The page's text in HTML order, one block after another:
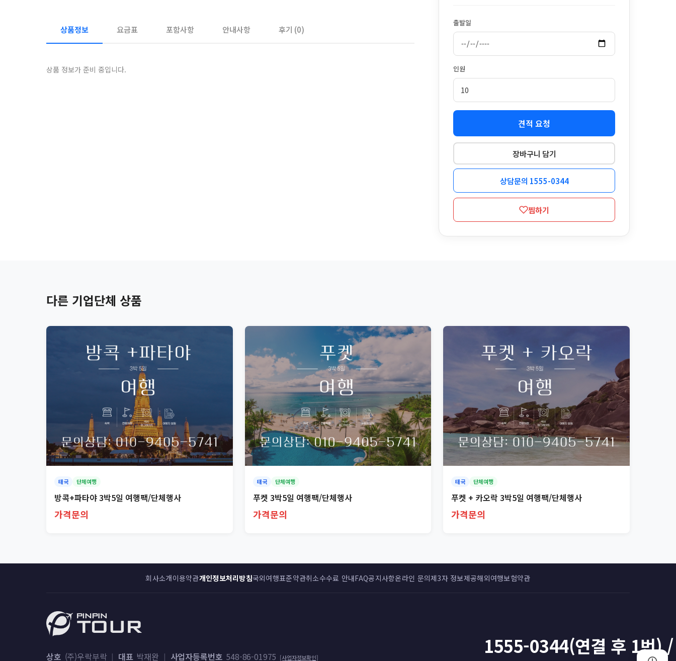
상품정보 요금표 포함사항 안내사항 후기 (0)
상품 정보가 준비 중입니다.
출발일
인원
견적 요청
장바구니 담기
상담문의 1555-0344
찜하기
다른 기업단체 상품
태국 단체여행
방콕+파타야 3박5일 여행팩/단체행사
가격문의
태국 단체여행
푸켓 3박5일 여행팩/단체행사
가격문의
태국 단체여행
푸켓 + 카오락 3박5일 여행팩/단체행사
가격문의
회사소개이용약관개인정보처리방침국외여행표준약관취소수수료 안내FAQ공지사항온라인 문의제3자 정보제공해외여행보험약관
상호 (주)우락부락 | 대표 박재완 | 사업자등록번호 548-86-01975 [사업자정보확인] 1555-0344(연결 후 1번)